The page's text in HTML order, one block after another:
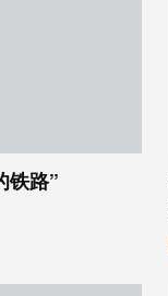
铁路”